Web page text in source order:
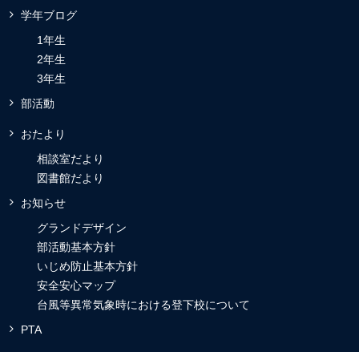
学年ブログ
1年生
2年生
3年生
部活動
おたより
相談室だより
図書館だより
お知らせ
グランドデザイン
部活動基本方針
いじめ防止基本方針
安全安心マップ
台風等異常気象時における登下校について
PTA